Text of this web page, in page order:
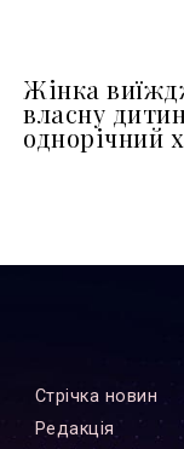
Жінка
власну
однорічний
Стрiчка новин
Редакцiя